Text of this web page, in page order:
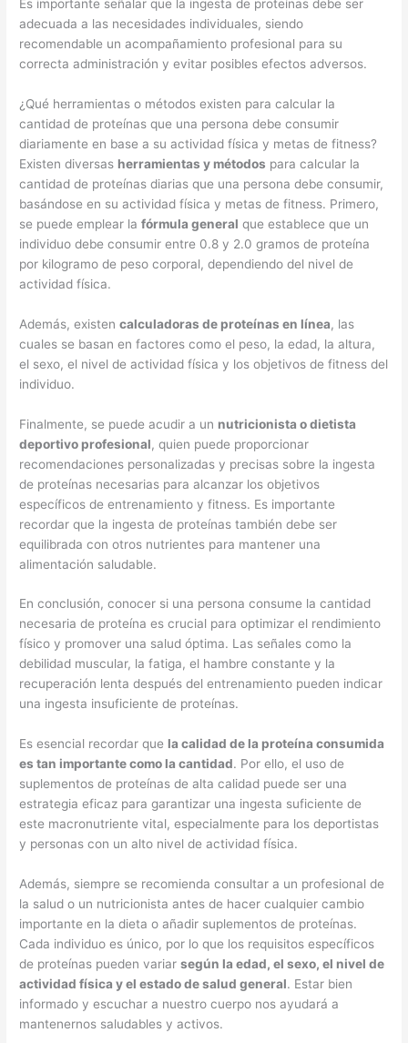
Es importante señalar que la ingesta de proteínas debe ser
adecuada a las necesidades individuales, siendo
recomendable un acompañamiento profesional para su
correcta administración y evitar posibles efectos adversos.
¿Qué herramientas o métodos existen para calcular la
cantidad de proteínas que una persona debe consumir
diariamente en base a su actividad física y metas de fitness?
Existen diversas herramientas y métodos para calcular la
cantidad de proteínas diarias que una persona debe consumir,
basándose en su actividad física y metas de fitness. Primero,
se puede emplear lafórmula general que establece que un
individuo debe consumir entre 0.8 y 2.0 gramos de proteína
por kilogramo de peso corporal, dependiendo del nivel de
actividad física.
Además, existencalculadoras de proteínas en línea, las
cuales se basan en factores como el peso, la edad, la altura,
el sexo, el nivel de actividad física y los objetivos de fitness del
individuo.
Finalmente, se puede acudir a un nutricionista o dietista
deportivo profesional, quien puede proporcionar
recomendaciones personalizadas y precisas sobre la ingesta
de proteínas necesarias para alcanzar los objetivos
específicos de entrenamiento y fitness. Es importante
recordar que la ingesta de proteínas también debe ser
equilibrada con otros nutrientes para mantener una
alimentación saludable.
En conclusión, conocer si una persona consume la cantidad
necesaria de proteína es crucial para optimizar el rendimiento
físico y promover una salud óptima. Las señales como la
debilidad muscular, la fatiga, el hambre constante y la
recuperación lenta después del entrenamiento pueden indicar
una ingesta insuficiente de proteínas.
Es esencial recordar que la calidad de la proteína consumida
es tan importante como la cantidad. Por ello, el uso de
suplementos de proteínas de alta calidad puede ser una
estrategia eficaz para garantizar una ingesta suficiente de
este macronutriente vital, especialmente para los deportistas
y personas con un alto nivel de actividad física.
Además, siempre se recomienda consultar a un profesional de
la salud o un nutricionista antes de hacer cualquier cambio
importante en la dieta o añadir suplementos de proteínas.
Cada individuo es único, por lo que los requisitos específicos
de proteínas pueden variarsegún la edad, el sexo, el nivel de
actividad física y el estado de salud general. Estar bien
informado y escuchar a nuestro cuerpo nos ayudará a
mantenernos saludables y activos.